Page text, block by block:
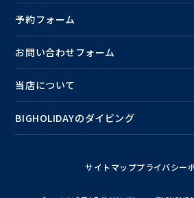
予約フォーム
お問い合わせフォーム
当店について
BIGHOLIDAYのダイビング
サイトマッププライバシー